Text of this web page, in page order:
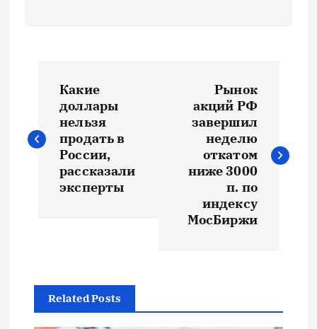
в
ц
и
Какие
доллары
нельзя
продать в
России,
рассказали
эксперты
Рынок
акций РФ
завершил
неделю
откатом
ниже 3000
п. по
индексу
МосБиржи
Related Posts